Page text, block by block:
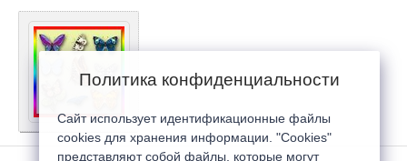
Политика конфиденциальности
Сайт использует идентификационные файлы
cookies для хранения информации. "Cookies"
представляют собой файлы, которые могут